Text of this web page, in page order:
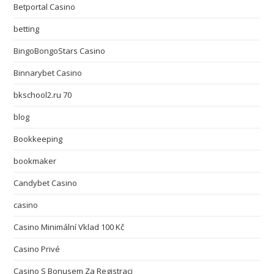
Betportal Casino
betting
BingoBongoStars Casino
Binnarybet Casino
bkschool2.ru 70
blog
Bookkeeping
bookmaker
Candybet Casino
casino
Casino Minimální Vklad 100 Kč
Casino Privé
Casino S Bonusem Za Registraci